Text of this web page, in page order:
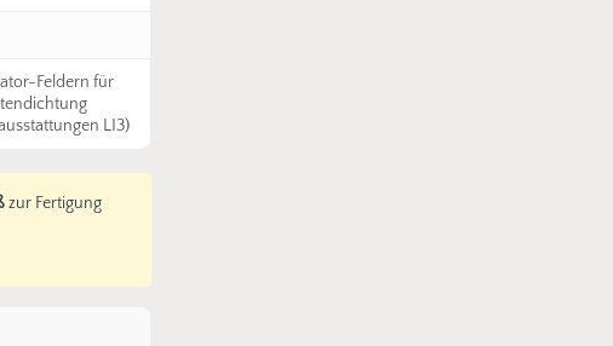
Feldern für
LI3)
zur Fertigung